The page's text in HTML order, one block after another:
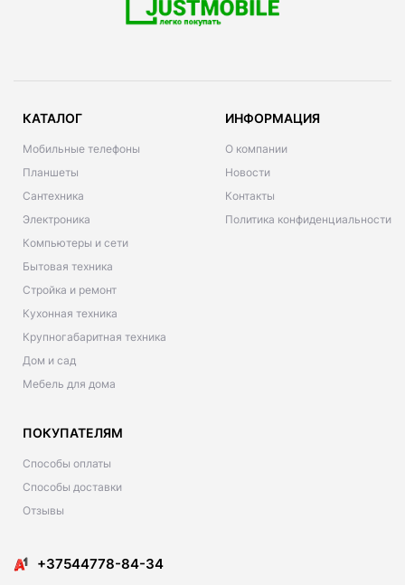
КАТАЛОГ
Мобильные телефоны
Планшеты
Сантехника
Электроника
Компьютеры и сети
Бытовая техника
Стройка и ремонт
Кухонная техника
Крупногабаритная техника
Дом и сад
Мебель для дома
ИНФОРМАЦИЯ
О компании
Новости
Контакты
Политика конфиденциальности
ПОКУПАТЕЛЯМ
Способы оплаты
Способы доставки
Отзывы
+37544778-84-34